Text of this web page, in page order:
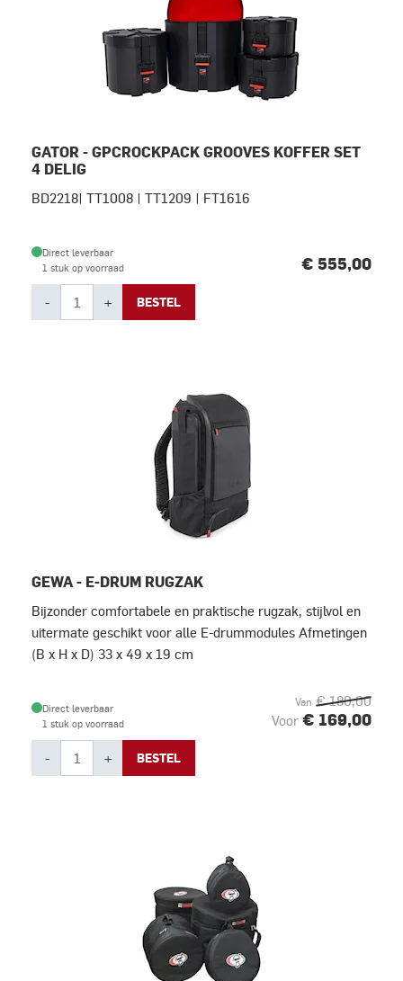
GATOR - GPCROCKPACK GROOVES KOFFER SET
4 DELIG
BD2218| TT1008 | TT1209 | FT1616
Direct leverbaar
1 stuk op voorraad
€ 555,00
- + BESTEL
GEWA - E-DRUM RUGZAK
Bijzonder comfortabele en praktische rugzak, stijlvol en
uitermate geschikt voor alle E-drummodules Afmetingen
(B x H x D) 33 x 49 x 19 cm
Direct leverbaar
1 stuk op voorraad
Van € 180,00
Voor € 169,00
- + BESTEL